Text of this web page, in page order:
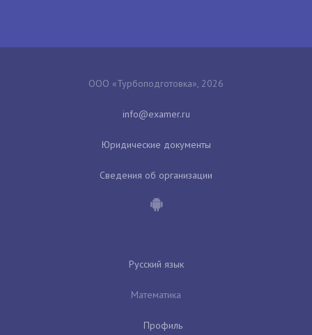
ООО «Турбоподготовка», 2026
Юридические документы
Сведения об организации
Русский язык
Математика
Профиль